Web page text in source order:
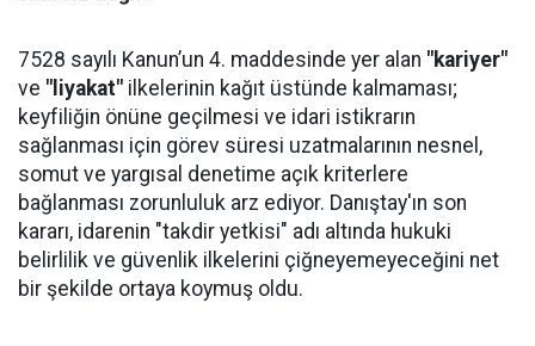
7528 sayılı Kanun’un 4. maddesinde yer alan "kariyer"
ve "liyakat" ilkelerinin kağıt üstünde kalmaması;
keyfiliğin önüne geçilmesi ve idari istikrarın
sağlanması için görev süresi uzatmalarının nesnel,
somut ve yargısal denetime açık kriterlere
bağlanması zorunluluk arz ediyor. Danıştay'ın son
kararı, idarenin "takdir yetkisi" adı altında hukuki
belirlilik ve güvenlik ilkelerini çiğneyemeyeceğini net
bir şekilde ortaya koymuş oldu.